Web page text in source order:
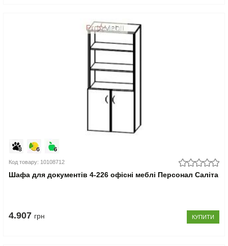
Код товару: 10108712
Шафа для документів 4-226 офісні меблі Персонал Саліта
4.907 грн КУПИТИ